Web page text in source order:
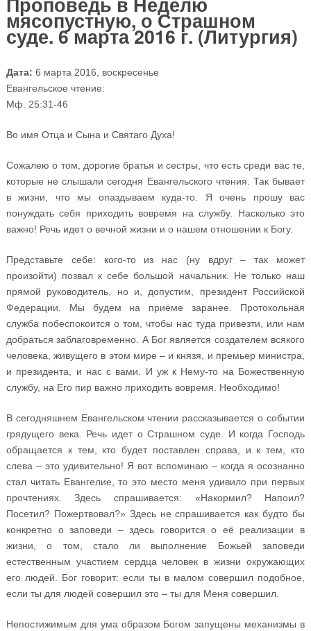
мясопустную, о Страшном
суде. 6 марта 2016 г. (Литургия)
Дата: 6 марта 2016, воскресенье
Евангельское чтение:
Мф. 25:31-46
Во имя Отца и Сына и Святаго Духа!
Сожалею о том, дорогие братья и сестры, что есть среди вас те,
которые не слышали сегодня Евангельского чтения. Так бывает
в жизни, что мы опаздываем куда-то. Я очень прошу вас
понуждать себя приходить вовремя на службу. Насколько это
важно! Речь идет о вечной жизни и о нашем отношении к Богу.
Представьте себе: кого-то из нас (ну вдруг – так может
произойти) позвал к себе большой начальник. Не только наш
прямой руководитель, но и, допустим, президент Российской
Федерации. Мы будем на приёме заранее. Протокольная
служба побеспокоится о том, чтобы нас туда привезти, или нам
добраться заблаговременно. А Бог является создателем всякого
человека, живущего в этом мире – и князя, и премьер министра,
и президента, и нас с вами. И уж к Нему-то на Божественную
службу, на Его пир важно приходить вовремя. Необходимо!
В сегодняшнем Евангельском чтении рассказывается о событии
грядущего века. Речь идет о Страшном суде. И когда Господь
обращается к тем, кто будет поставлен справа, и к тем, кто
слева – это удивительно! Я вот вспоминаю – когда я осознанно
стал читать Евангелие, то это место меня удивило при первых
прочтениях. Здесь спрашивается: «Накормил? Напоил?
Посетил? Пожертвовал?» Здесь не спрашивается как будто бы
конкретно о заповеди – здесь говорится о её реализации в
жизни, о том, стало ли выполнение Божьей заповеди
естественным участием сердца человек в жизни окружающих
его людей. Бог говорит: если ты в малом совершил подобное,
если ты для людей совершил это – ты для Меня совершил.
Непостижимым для ума образом Богом запущены механизмы в